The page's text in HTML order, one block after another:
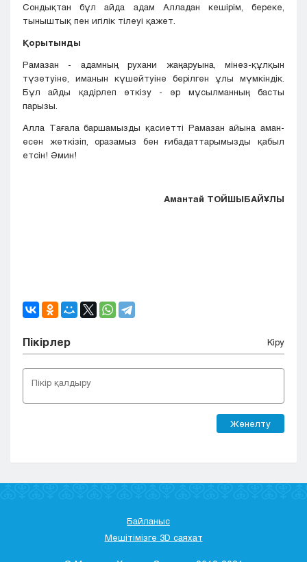
Сондықтан бұл айда адам Алладан кешірім, береке,
тыныштық пен игілік тілеуі қажет.
Қорытынды
Рамазан - адамның рухани жаңаруына, мінез-құлқын
түзетуіне, иманын күшейтуіне берілген ұлы мүмкіндік.
Бұл айды қадірлеп өткізу - әр мұсылманның басты
парызы.
Алла Тағала баршамызды қасиетті Рамазан айына аман-
есен жеткізіп, оразамыз бен ғибадаттарымызды қабыл
етсін! Әмин!
Амантай ТОЙШЫБАЙҰЛЫ
Пікірлер Кіру
Жөнелту
Байланыс
Мешітімізге 3D саяхат